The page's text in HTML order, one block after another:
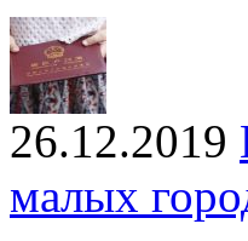
26.12.2019
малых